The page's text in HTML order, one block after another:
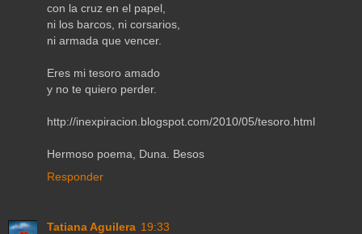
con la cruz en el papel,
ni los barcos, ni corsarios,
ni armada que vencer.
Eres mi tesoro amado
y no te quiero perder.
http://inexpiracion.blogspot.com/2010/05/tesoro.html
Hermoso poema, Duna. Besos
Responder
Tatiana Aguilera 19:33